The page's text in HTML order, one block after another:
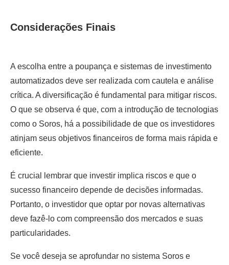
Considerações Finais
A escolha entre a poupança e sistemas de investimento
automatizados deve ser realizada com cautela e análise
crítica. A diversificação é fundamental para mitigar riscos.
O que se observa é que, com a introdução de tecnologias
como o Soros, há a possibilidade de que os investidores
atinjam seus objetivos financeiros de forma mais rápida e
eficiente.
É crucial lembrar que investir implica riscos e que o
sucesso financeiro depende de decisões informadas.
Portanto, o investidor que optar por novas alternativas
deve fazê-lo com compreensão dos mercados e suas
particularidades.
Se você deseja se aprofundar no sistema Soros e